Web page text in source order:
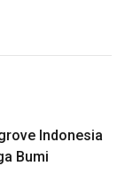
Indonesia
Bumi